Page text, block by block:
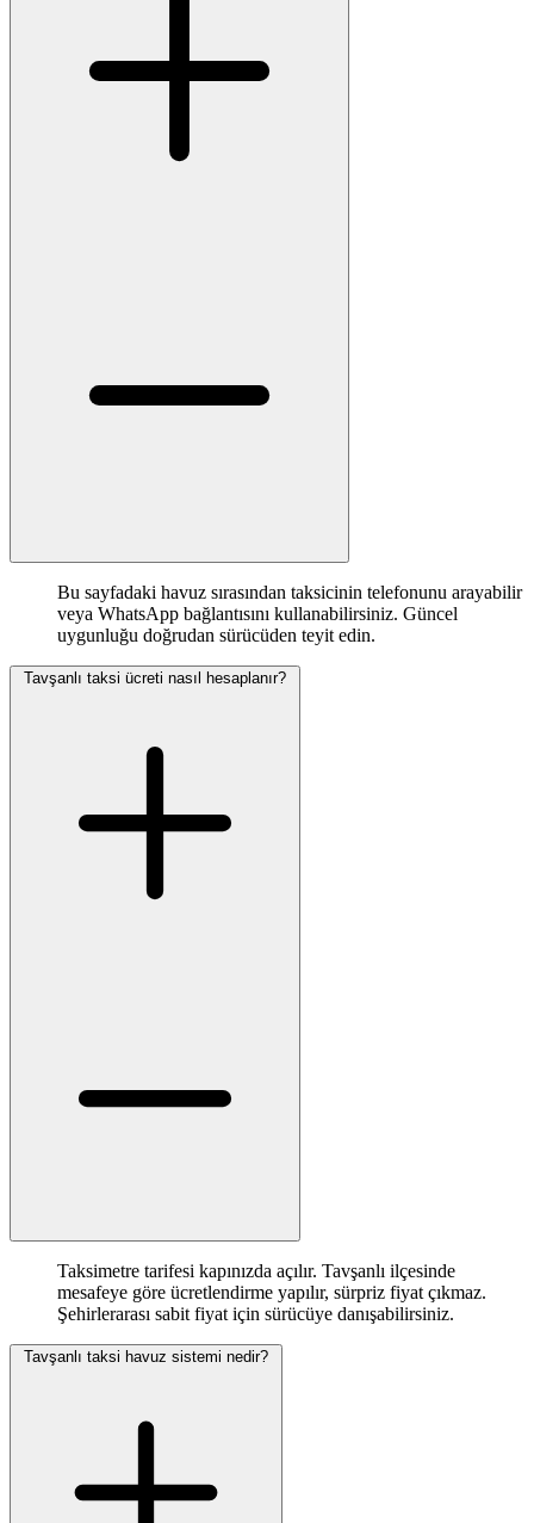
Bu sayfadaki havuz sırasından taksicinin telefonunu arayabilir
veya WhatsApp bağlantısını kullanabilirsiniz. Güncel
uygunluğu doğrudan sürücüden teyit edin.
Tavşanlı taksi ücreti nasıl hesaplanır?
Taksimetre tarifesi kapınızda açılır. Tavşanlı ilçesinde
mesafeye göre ücretlendirme yapılır, sürpriz fiyat çıkmaz.
Şehirlerarası sabit fiyat için sürücüye danışabilirsiniz.
Tavşanlı taksi havuz sistemi nedir?